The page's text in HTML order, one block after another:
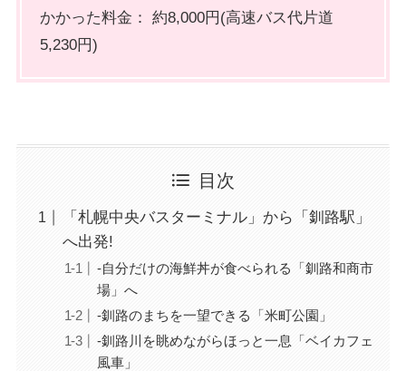
かかった料金： 約8,000円(高速バス代片道
5,230円)
目次
「札幌中央バスターミナル」から「釧路駅」
へ出発!
-自分だけの海鮮丼が食べられる「釧路和商市
場」へ
-釧路のまちを一望できる「米町公園」
-釧路川を眺めながらほっと一息「ベイカフェ
風車」